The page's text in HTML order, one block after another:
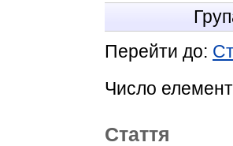
Перейти до:
Число
Стаття